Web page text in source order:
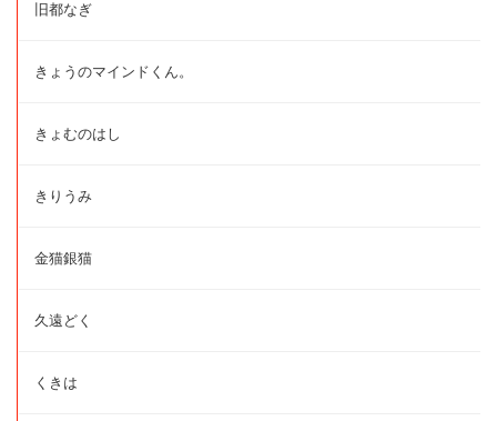
旧都なぎ
きょうのマインドくん。
きょむのはし
きりうみ
金猫銀猫
久遠どく
くきは